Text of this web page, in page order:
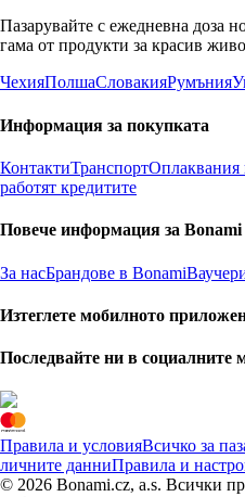
Пазарувайте с ежедневна доза
гама от продукти за красив
ЧехияПолшаСловакияРумъния
Информация за покупката
КонтактиТранспорт
работят кредитите
Повече информация за Bonami
За насБрандове в Bonami
Изтеглете мобилното
Последвайте ни в социалните
Правила и условияВсичко за
личните данниПравила и
© 2026 Bonami.cz, a.s. Всички